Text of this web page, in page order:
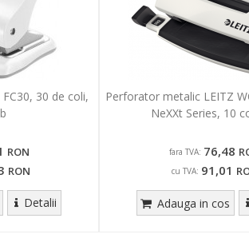
30 de coli,
RON
RON
Detalii
Perforator metalic LEITZ
NeXXt Series, 10
fara TVA: 76,48
cu TVA: 91,01
Adauga in cos